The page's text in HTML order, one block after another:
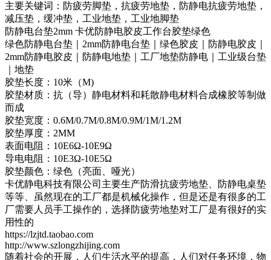
主要关键词：防疲劳脚垫，抗疲劳地垫，防静电抗疲劳地垫，
减压垫，缓冲垫，工业地垫，工业地脚垫
防静电台垫2mm 卡优防静电胶皮工作台胶垫绿色
绿色防静电台垫｜2mm防静电台垫｜绿色胶皮｜防静电胶皮｜
2mm防静电胶皮｜防静电地垫｜工厂地垫防静电｜工业级台垫
｜地垫
胶垫长度：10米（M)
胶垫材质：抗（导）静电材料和耗散静电材料合成橡胶等制做
而成
胶垫宽度：0.6M/0.7M/0.8M/0.9M/1M/1.2M
胶垫厚度：2MM
表面电阻：10E6Ω-10E9Ω
导电电阻：10E3Ω-10E5Ω
胶垫颜色：绿色（亮面、哑光）
卡优静电科技有限公司主要生产防滑抗疲劳地垫、防静电桌垫
等等、虽然现在的工厂都是机械化操作，但是还是有很多的工
厂需要人员手工操作的，选择防疲劳地垫对工厂是有很好的实
用性的
https://lzjtd.taobao.com
http://www.szlongzhijing.com
随着社会的开展，人们生活水平的提高，人们对任务环境，物